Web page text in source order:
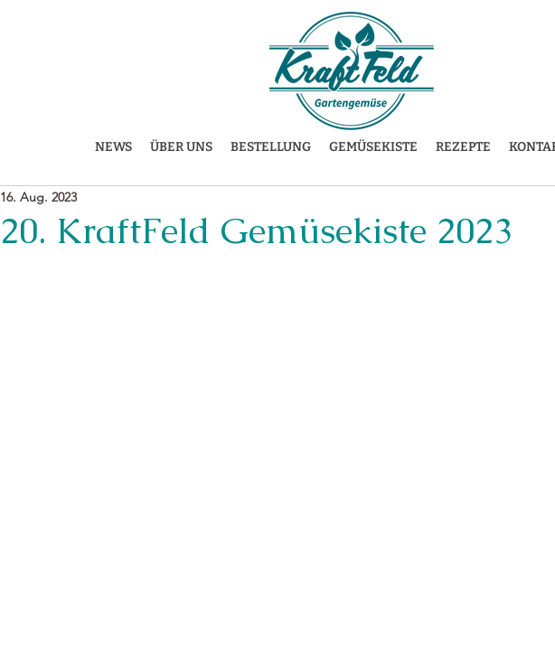
NEWS ÜBER UNS BESTELLUNG GEMÜSEKISTE REZEPTE
20. KraftFeld Gemüsekiste 2023
16. Aug. 2023